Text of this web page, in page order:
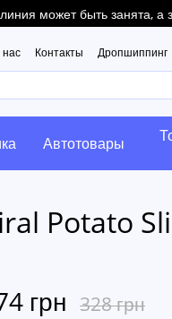
может быть занята,
Контакты Дропшиппинг
Автотовары
Potato
грн 328 грн